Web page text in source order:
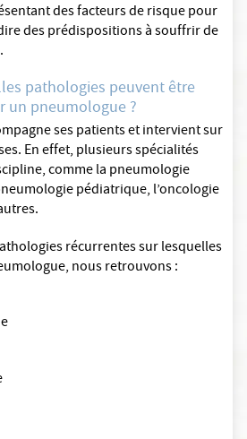
des facteurs de risque pour
des prédispositions à souffrir de
pathologies peuvent être
un pneumologue ?
ses patients et intervient sur
En effet, plusieurs spécialités
comme la pneumologie
pédiatrique, l’oncologie
récurrentes sur lesquelles
nous retrouvons :